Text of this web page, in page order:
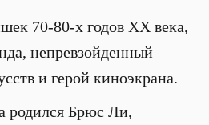
70-80-х годов XX века,
непревзойденный
и герой киноэкрана.
родился Брюс Ли,